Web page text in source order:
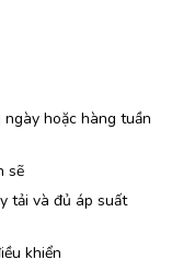
hoặc hàng tuần
sẽ
tải và đủ áp suất
khiển